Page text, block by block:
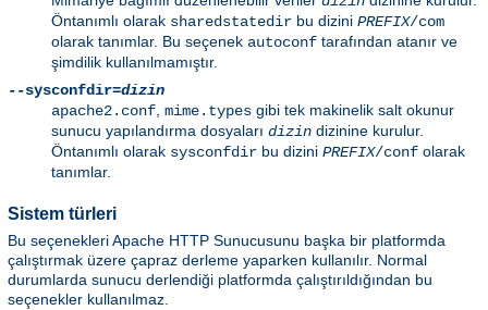
Öntanımlı olarak sharedstatedir bu dizini PREFIX/com
olarak tanımlar. Bu seçenek autoconf tarafından atanır ve
şimdilik kullanılmamıştır.
--sysconfdir=dizin
apache2.conf mime.types gibi tek makinelik salt okunur
sunucu yapılandırma dosyaları dizin dizinine kurulur.
Öntanımlı olarak sysconfdir bu dizini PREFIX/conf olarak
tanımlar.
Sistem türleri
Bu seçenekleri Apache HTTP Sunucusunu başka bir platformda
çalıştırmak üzere çapraz derleme yaparken kullanılır. Normal
durumlarda sunucu derlendiği platformda çalıştırıldığından bu
seçenekler kullanılmaz.